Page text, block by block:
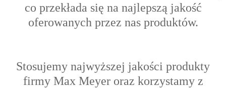
co przekłada się na najlepszą jakość
oferowanych przez nas produktów.
Stosujemy najwyższej jakości produkty
firmy Max Meyer oraz korzystamy z